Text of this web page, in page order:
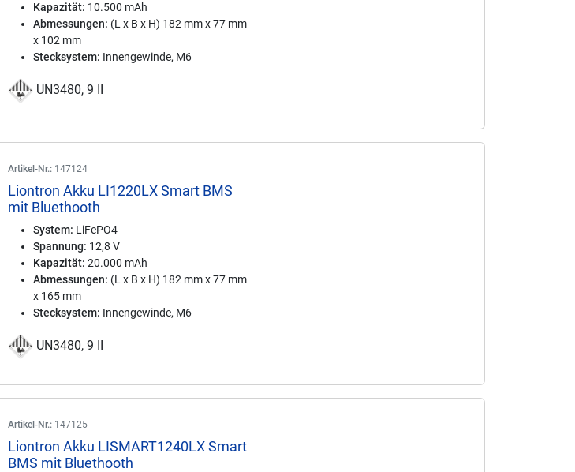
Kapazität: 10.500 mAh
Abmessungen: (L x B x H) 182 mm x 77 mm
x 102 mm
Stecksystem: Innengewinde, M6
UN3480, 9 II
Artikel-Nr.: 147124
Liontron Akku LI1220LX Smart BMS
mit Bluethooth
System: LiFePO4
Spannung: 12,8 V
Kapazität: 20.000 mAh
Abmessungen: (L x B x H) 182 mm x 77 mm
x 165 mm
Stecksystem: Innengewinde, M6
UN3480, 9 II
Artikel-Nr.: 147125
Liontron Akku LISMART1240LX Smart
BMS mit Bluethooth